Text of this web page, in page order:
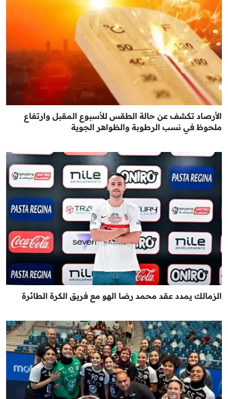
الأرصاد تكشف عن حالة الطقس للأسبوع المقبل وارتفاع
ملحوظ في نسب الرطوبة والظواهر الجوية
الزمالك يمدد عقد محمد رضا الهو مع فريق الكرة الطائرة